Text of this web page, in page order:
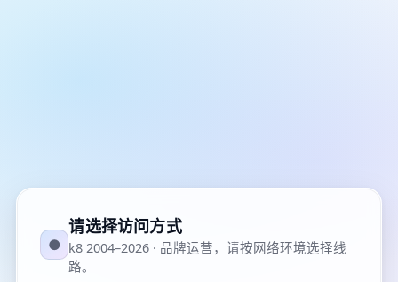
●
请选择访问方式
k8 2004–2026 · 品牌运营，请按网络环境选择线
路。